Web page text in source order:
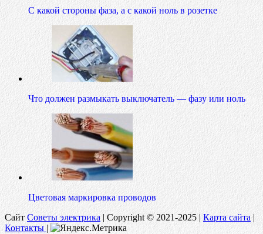
С какой стороны фаза, а с какой ноль в розетке
Что должен размыкать выключатель — фазу или ноль
Цветовая маркировка проводов
Сайт Советы электрика |Copyright © 2021-2025 |Карта сайта|
Контакты |